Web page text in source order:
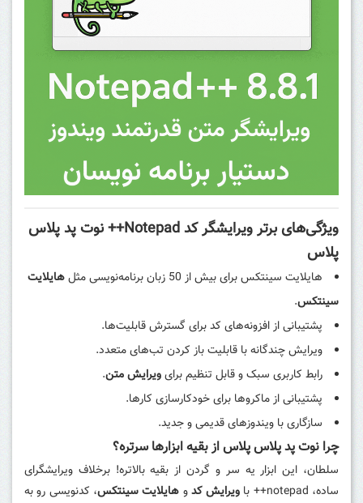
ویژگی‌های برتر ویرایشگر کد Notepad++ نوت پد پلاس
پلاس
هایلایت سینتکس برای بیش از 50 زبان برنامه‌نویسی مثل
هایلایت
سینتکس.
پشتیبانی از افزونه‌های کد برای گسترش قابلیت‌ها.
ویرایش چندگانه با قابلیت باز کردن تب‌های متعدد.
رابط کاربری سبک و قابل تنظیم برایویرایش متن.
پشتیبانی از ماکروها برای خودکارسازی کارها.
سازگاری با ویندوزهای قدیمی و جدید.
چرا نوت پد پلاس پلاس از بقیه ابزارها سرتره؟
سلطان، این ابزار یه سر و گردن از بقیه بالاتره! برخلاف ویرایشگرای
ساده، notepad++ با
ویرایش کدو هایلایت سینتکس، کدنویسی رو به